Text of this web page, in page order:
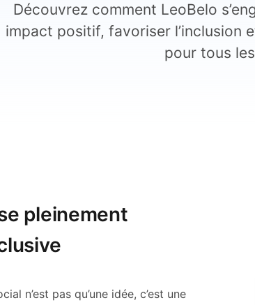
Découvrez comment LeoBelo
impact positif, favoriser l’inclusion
pour tous
pleinement
n’est pas qu’une idée, c’est une